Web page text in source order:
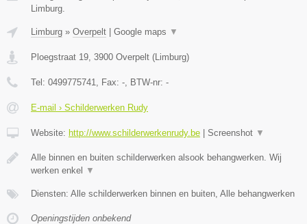
Limburg.
Limburg » Overpelt | Google maps ▼
Ploegstraat 19 3900 Overpelt (Limburg)
Tel: 0499775741 , Fax: - , BTW-nr: -
E-mail › Schilderwerken Rudy
Website: http://www.schilderwerkenrudy.be | Screenshot ▼
Alle binnen en buiten schilderwerken alsook behangwerken. Wij
werken enkel ▼
Diensten: Alle schilderwerken binnen en buiten, Alle behangwerken
Openingstijden onbekend